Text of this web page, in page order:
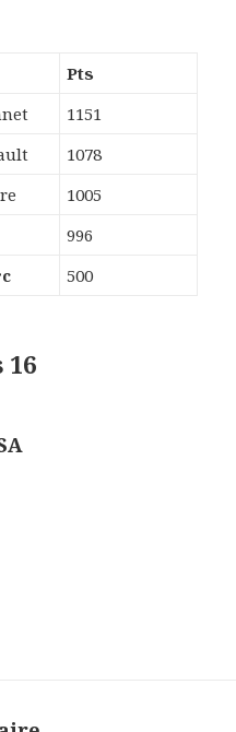
Pts
1151
1078
1005
996
500
16